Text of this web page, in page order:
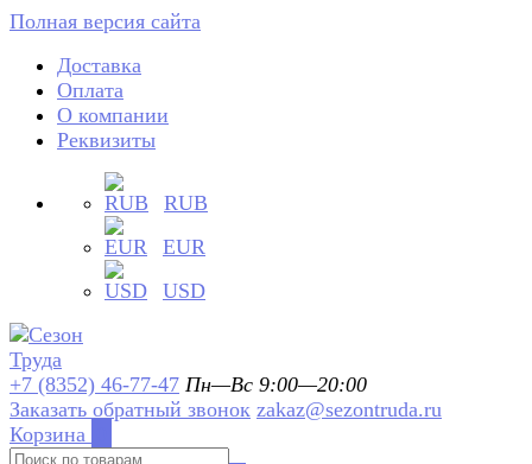
Полная версия сайта
Доставка
Оплата
О компании
Реквизиты
RUB
EUR
USD
+7 (8352) 46-77-47 Пн—Вс 9:00—20:00
Заказать обратный звонок zakaz@sezontruda.ru
Корзина